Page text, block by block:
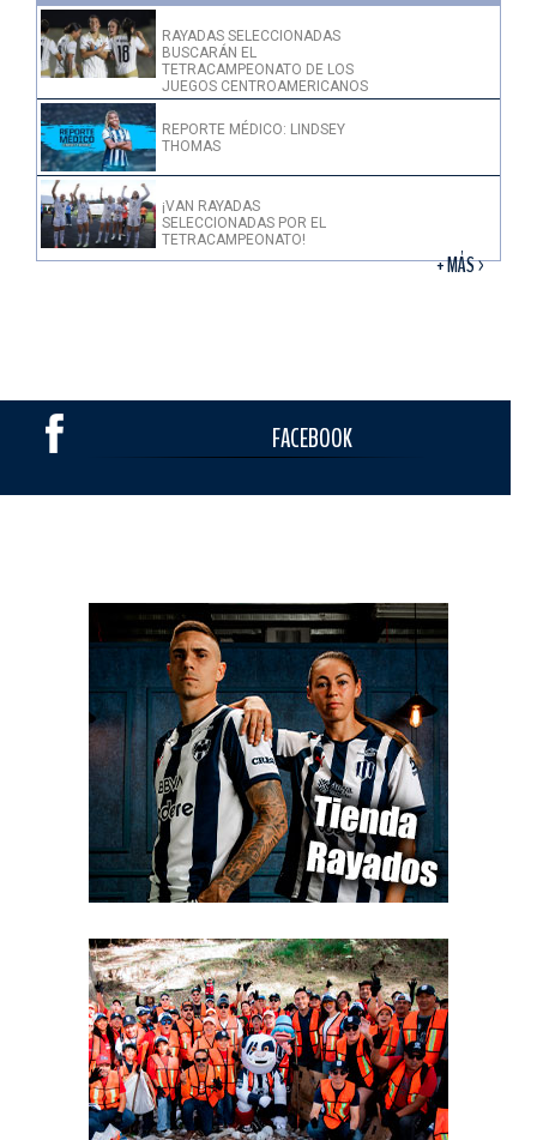
RAYADAS SELECCIONADAS
BUSCARÁN EL
TETRACAMPEONATO DE LOS
JUEGOS CENTROAMERICANOS
REPORTE MÉDICO: LINDSEY
THOMAS
¡VAN RAYADAS
SELECCIONADAS POR EL
TETRACAMPEONATO!
+ MÁS >
FACEBOOK